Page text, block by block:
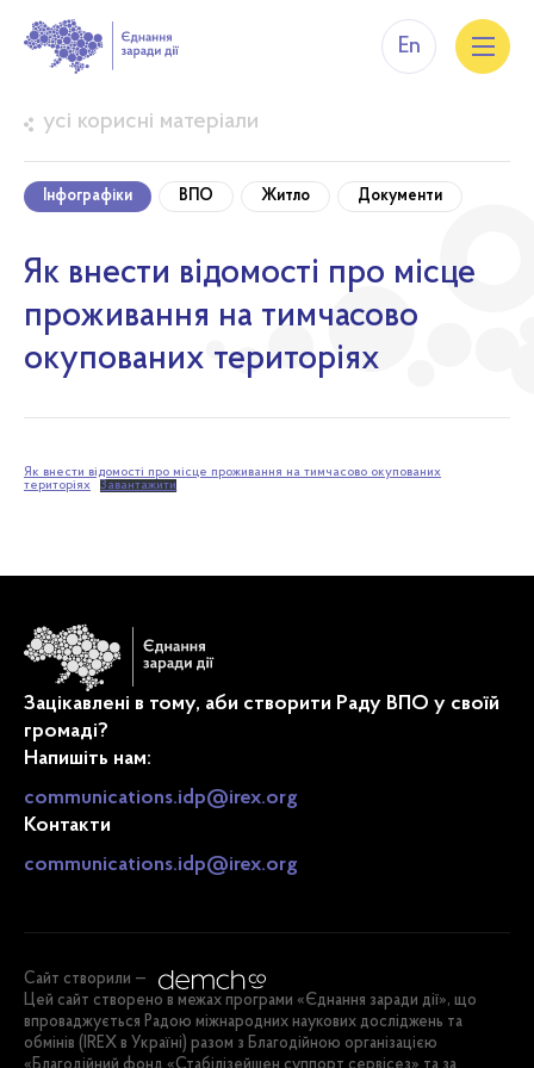
En
усі корисні матеріали
Інфографіки ВПО Житло Документи
Як внести відомості про місце
проживання на тимчасово
окупованих територіях
Як внести відомості про місце проживання на тимчасово окупованих
територіях
Завантажити
Зацікавлені в тому, аби створити Раду ВПО у своїй
громаді?
Напишіть нам:
communications.idp@irex.org
Контакти
communications.idp@irex.org
Сайт створили —
Цей сайт створено в межах програми «Єднання заради дії», що
впроваджується Радою міжнародних наукових досліджень та
обмінів (IREX в Україні) разом з Благодійною організацією